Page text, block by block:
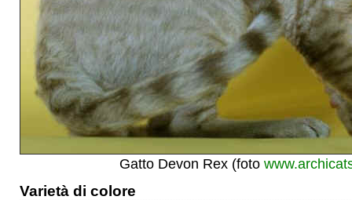
Gatto Devon Rex (foto
Varietà di colore